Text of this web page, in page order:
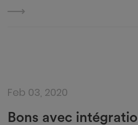
Feb 03, 2020
Bons avec